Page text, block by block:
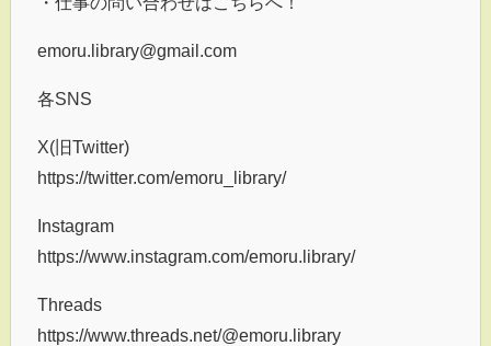
emoru.library@gmail.com
各SNS
X(旧Twitter)
https://twitter.com/emoru_library/
Instagram
https://www.instagram.com/emoru.library/
Threads
https://www.threads.net/@emoru.library